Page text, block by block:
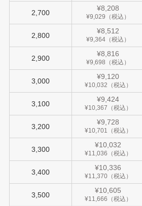
2,700
¥8,208
¥9,029（税込）
2,800
¥8,512
¥9,364（税込）
2,900
¥8,816
¥9,698（税込）
3,000
¥9,120
¥10,032（税込）
3,100
¥9,424
¥10,367（税込）
3,200
¥9,728
¥10,701（税込）
3,300
¥10,032
¥11,036（税込）
3,400
¥10,336
¥11,370（税込）
3,500
¥10,605
¥11,666（税込）